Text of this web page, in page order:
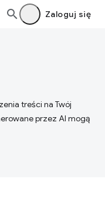
Zaloguj się
treści na Twój
przez AI mogą